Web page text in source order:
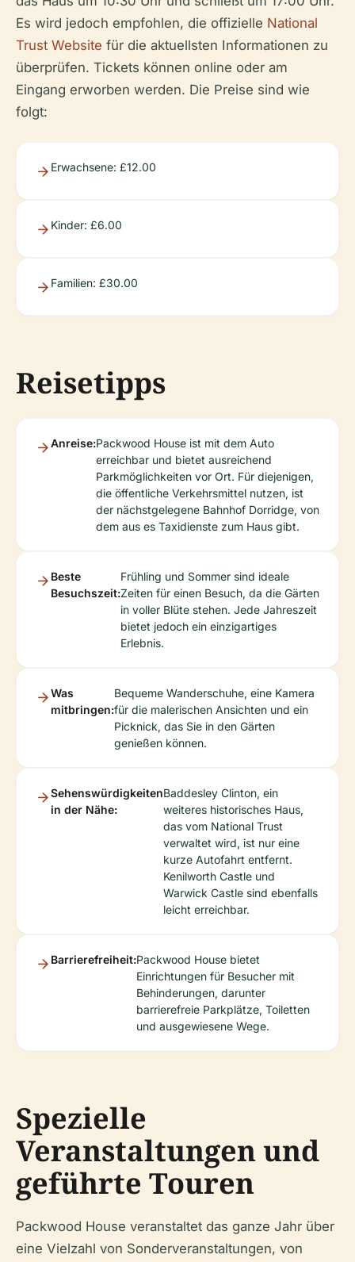
Es wird jedoch empfohlen, die offizielle National
Trust Website für die aktuellsten Informationen zu
überprüfen. Tickets können online oder am
Eingang erworben werden. Die Preise sind wie
folgt:
Erwachsene: £12.00
Kinder: £6.00
Familien: £30.00
Reisetipps
Anreise:Packwood House ist mit dem Auto
erreichbar und bietet ausreichend
Parkmöglichkeiten vor Ort. Für diejenigen,
die öffentliche Verkehrsmittel nutzen, ist
der nächstgelegene Bahnhof Dorridge, von
dem aus es Taxidienste zum Haus gibt.
Beste
Besuchszeit:
Frühling und Sommer sind ideale
Zeiten für einen Besuch, da die Gärten
in voller Blüte stehen. Jede Jahreszeit
bietet jedoch ein einzigartiges
Erlebnis.
Was
mitbringen:
Bequeme Wanderschuhe, eine Kamera
für die malerischen Ansichten und ein
Picknick, das Sie in den Gärten
genießen können.
Sehenswürdigkeiten
in der Nähe:
Baddesley Clinton, ein
weiteres historisches Haus,
das vom National Trust
verwaltet wird, ist nur eine
kurze Autofahrt entfernt.
Kenilworth Castle und
Warwick Castle sind ebenfalls
leicht erreichbar.
Barrierefreiheit:Packwood House bietet
Einrichtungen für Besucher mit
Behinderungen, darunter
barrierefreie Parkplätze, Toiletten
und ausgewiesene Wege.
Spezielle
Veranstaltungen und
geführte Touren
Packwood House veranstaltet das ganze Jahr über
eine Vielzahl von Sonderveranstaltungen, von